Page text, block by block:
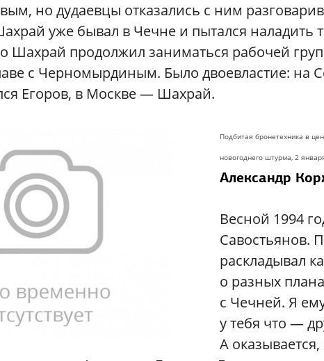
но дудаевцы отказались с ним
уже бывал в Чечне и пытался наладить
Шахрай продолжил заниматься рабочей
с Черномырдиным. Было двоевластие: на
Егоров, в Москве — Шахрай.
Подбитая бронетехника в
новогоднего штурма, 2
Александр
Весной 1994
Савостьянов.
раскладывал
о разных
с Чечней. Я
у тебя что —
А